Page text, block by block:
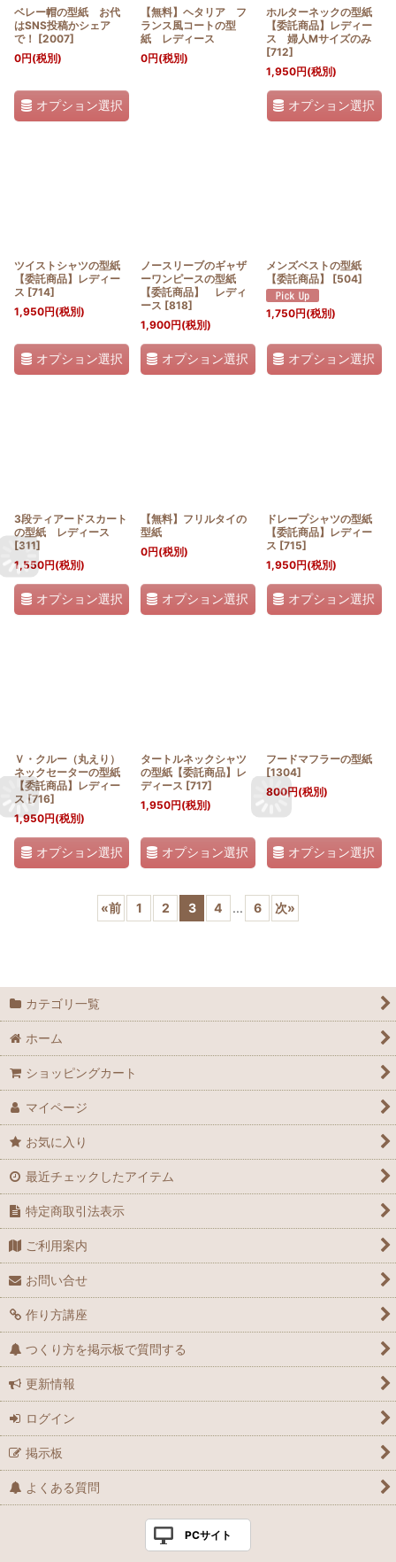
ベレー帽の型紙 お代
はSNS投稿かシェア
で！ [2007]
0円(税別)
オプション選択
【無料】ヘタリア フ
ランス風コートの型
紙 レディース
0円(税別)
ホルターネックの型紙
【委託商品】レディー
ス 婦人Mサイズのみ
[712]
1,950円(税別)
オプション選択
ツイストシャツの型紙
【委託商品】レディー
ス [714]
1,950円(税別)
オプション選択
ノースリーブのギャザ
ーワンピースの型紙
【委託商品】 レディ
ース [818]
1,900円(税別)
オプション選択
メンズベストの型紙
【委託商品】
[504]
1,750円(税別)
オプション選択
3段ティアードスカート
の型紙 レディース
[311]
1,550円(税別)
オプション選択
【無料】フリルタイの
型紙
0円(税別)
オプション選択
ドレープシャツの型紙
【委託商品】レディー
ス [715]
1,950円(税別)
オプション選択
Ｖ・クルー（丸えり）
ネックセーターの型紙
【委託商品】レディー
ス [716]
1,950円(税別)
オプション選択
タートルネックシャツ
の型紙【委託商品】レ
ディース [717]
1,950円(税別)
オプション選択
フードマフラーの型紙
[1304]
800円(税別)
オプション選択
«前 1 2 3 4 ... 6 次»
カテゴリ一覧
ホーム
ショッピングカート
マイページ
お気に入り
最近チェックしたアイテム
特定商取引法表示
ご利用案内
お問い合せ
作り方講座
つくり方を掲示板で質問する
更新情報
ログイン
掲示板
よくある質問
PCサイト